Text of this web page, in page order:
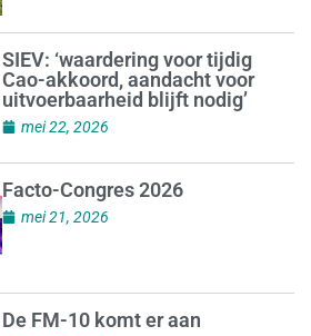
SIEV: ‘waardering voor tijdig
Cao-akkoord, aandacht voor
uitvoerbaarheid blijft nodig’
mei 22, 2026
Facto-Congres 2026
mei 21, 2026
De FM-10 komt er aan